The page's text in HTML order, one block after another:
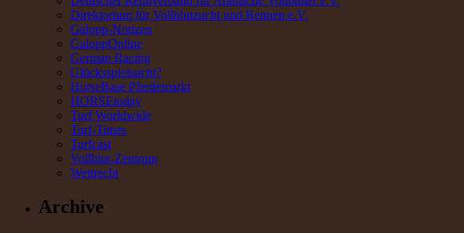
Direktorium für Vollblutzucht und Rennen e.V.
Galopp-Notizen
GaloppOnline
German Racing
Glücksspielsucht?
HorseBase Pferdemarkt
HORSEtoday
Turf Worldwide
Turf-Times
Turfcast
Vollblut-Zentrum
Wettrecht
Archive